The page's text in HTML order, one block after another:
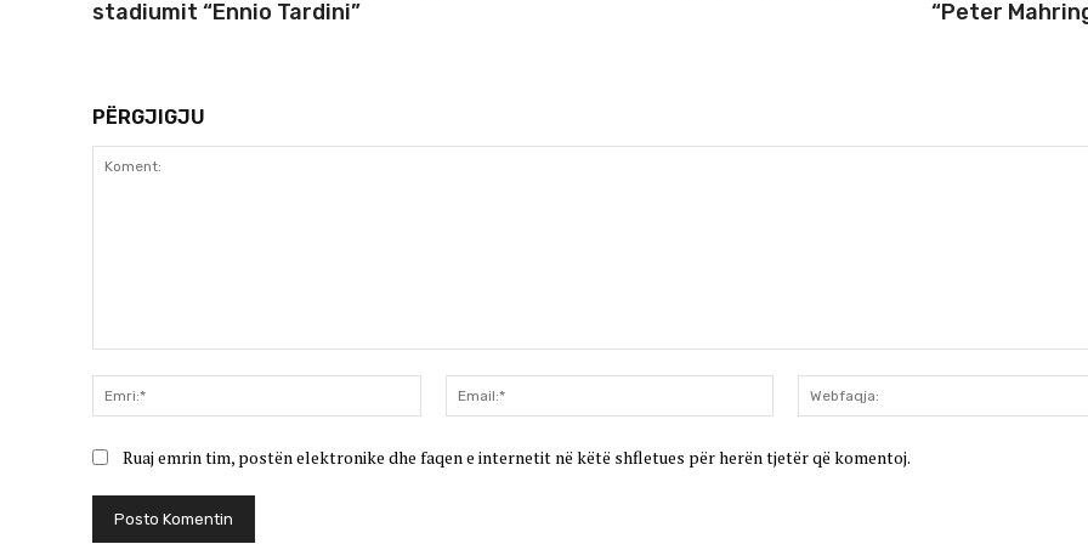
stadiumit “Ennio Tardini”
“Peter
PËRGJIGJU
Emri:*
Email:*
Ruaj emrin tim, postën elektronike dhe faqen e internetit në këtë shfletues për herën tjetër që komentoj.